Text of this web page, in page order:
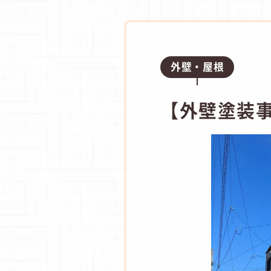
外壁・屋根
【外壁塗装